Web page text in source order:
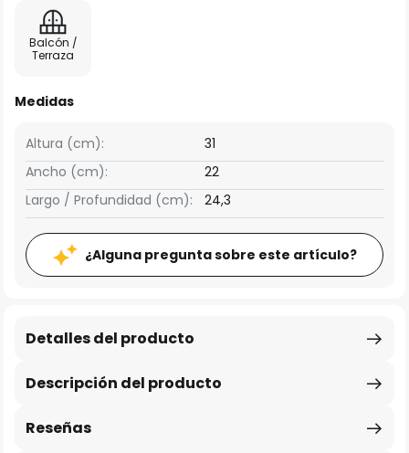
Balcón /
Terraza
Medidas
Ancho (cm): 22
Altura (cm): 31
Largo / Profundidad (cm): 24,3
¿Alguna pregunta sobre este artículo?
Descripción del producto
Detalles del producto
Reseñas